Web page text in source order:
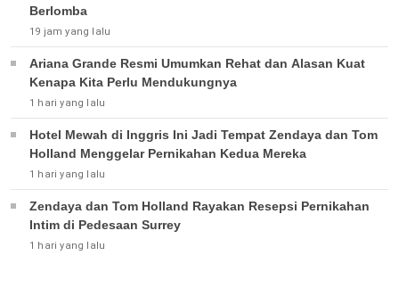
Berlomba
19 jam yang lalu
Ariana Grande Resmi Umumkan Rehat dan Alasan Kuat
Kenapa Kita Perlu Mendukungnya
1 hari yang lalu
Hotel Mewah di Inggris Ini Jadi Tempat Zendaya dan Tom
Holland Menggelar Pernikahan Kedua Mereka
1 hari yang lalu
Zendaya dan Tom Holland Rayakan Resepsi Pernikahan
Intim di Pedesaan Surrey
1 hari yang lalu